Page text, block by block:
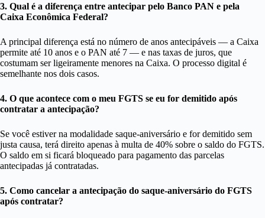
3. Qual é a diferença entre antecipar pelo Banco PAN e pela
Caixa Econômica Federal?
A principal diferença está no número de anos antecipáveis — a Caixa
permite até 10 anos e o PAN até 7 — e nas taxas de juros, que
costumam ser ligeiramente menores na Caixa. O processo digital é
semelhante nos dois casos.
4. O que acontece com o meu FGTS se eu for demitido após
contratar a antecipação?
Se você estiver na modalidade saque-aniversário e for demitido sem
justa causa, terá direito apenas à multa de 40% sobre o saldo do FGTS.
O saldo em si ficará bloqueado para pagamento das parcelas
antecipadas já contratadas.
5. Como cancelar a antecipação do saque-aniversário do FGTS
após contratar?